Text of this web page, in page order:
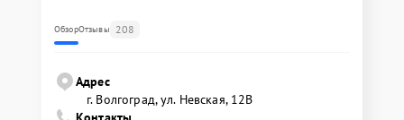
ОбзорОтзывы 208
Адрес
г. Волгоград, ул. Невская, 12В